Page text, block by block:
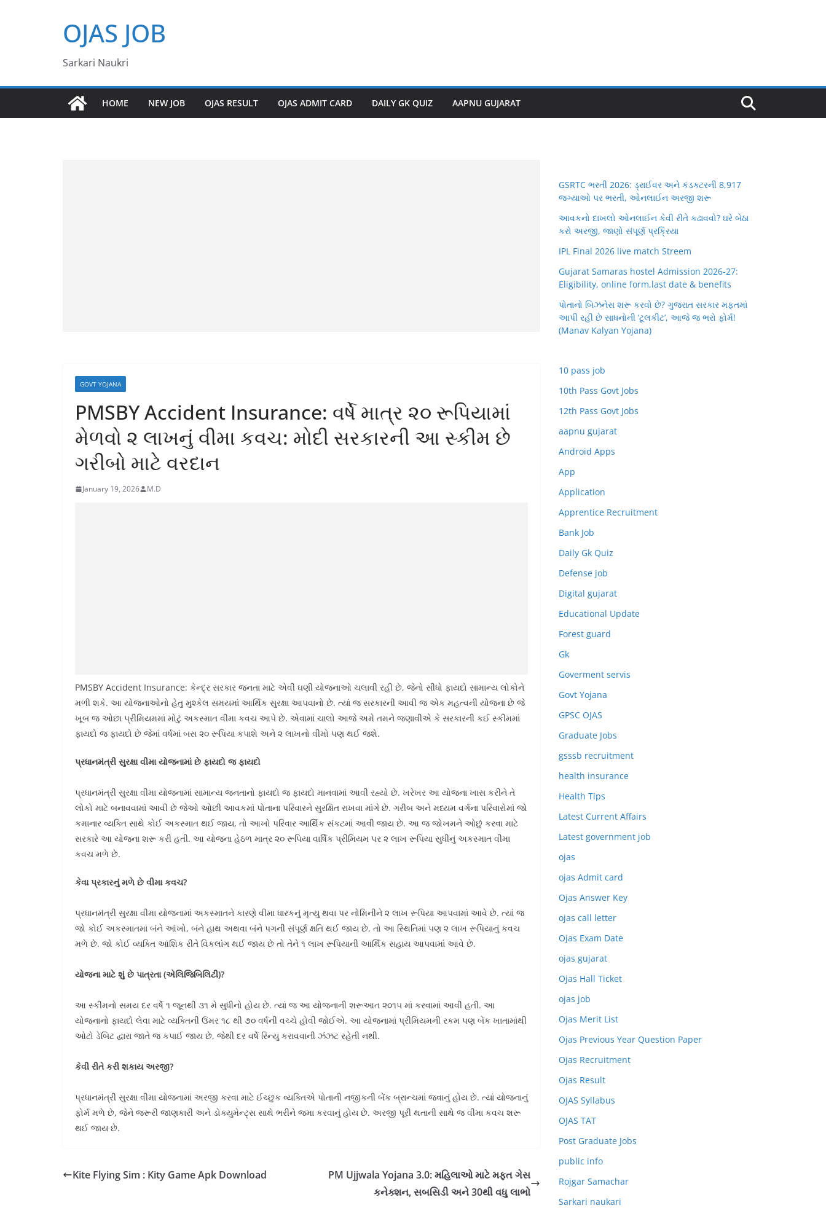
OJAS JOB
Sarkari Naukri
HOME NEW JOB OJAS RESULT OJAS ADMIT CARD DAILY GK QUIZ AAPNU GUJARAT
GOVT YOJANA
PMSBY Accident Insurance: વર્ષે માત્ર ૨૦ રૂપિયામાં
મેળવો ૨ લાખનું વીમા કવચ: મોદી સરકારની આ સ્કીમ છે
ગરીબો માટે વરદાન
January 19, 2026 M.D
PMSBY Accident Insurance: કેન્દ્ર સરકાર જનતા માટે એવી ઘણી યોજનાઓ ચલાવી રહી છે, જેનો સીધો ફાયદો સામાન્ય લોકોને
મળી શકે. આ યોજનાઓનો હેતુ મુશ્કેલ સમયમાં આર્થિક સુરક્ષા આપવાનો છે. ત્યાં જ સરકારની આવી જ એક મહત્વની યોજના છે જે
ખૂબ જ ઓછા પ્રીમિયમમાં મોટું અકસ્માત વીમા કવચ આપે છે. એવામાં ચાલો આજે અમે તમને જણાવીએ કે સરકારની કઈ સ્કીમમાં
ફાયદો જ ફાયદો છે જેમાં વર્ષમાં બસ ૨૦ રૂપિયા કપાશે અને ૨ લાખનો વીમો પણ થઈ જશે.
પ્રધાનમંત્રી સુરક્ષા વીમા યોજનામાં છે ફાયદો જ ફાયદો
પ્રધાનમંત્રી સુરક્ષા વીમા યોજનામાં સામાન્ય જનતાનો ફાયદો જ ફાયદો માનવામાં આવી રહ્યો છે. ખરેખર આ યોજના ખાસ કરીને તે
લોકો માટે બનાવવામાં આવી છે જેઓ ઓછી આવકમાં પોતાના પરિવારને સુરક્ષિત રાખવા માંગે છે. ગરીબ અને મધ્યમ વર્ગના પરિવારોમાં જો
કમાનાર વ્યક્તિ સાથે કોઈ અકસ્માત થઈ જાય, તો આખો પરિવાર આર્થિક સંકટમાં આવી જાય છે. આ જ જોખમને ઓછું કરવા માટે
સરકારે આ યોજના શરૂ કરી હતી. આ યોજના હેઠળ માત્ર ૨૦ રૂપિયા વાર્ષિક પ્રીમિયમ પર ૨ લાખ રૂપિયા સુધીનું અકસ્માત વીમા
કવચ મળે છે.
કેવા પ્રકારનું મળે છે વીમા કવચ?
પ્રધાનમંત્રી સુરક્ષા વીમા યોજનામાં અકસ્માતને કારણે વીમા ધારકનું મૃત્યુ થવા પર નોમિનીને ૨ લાખ રૂપિયા આપવામાં આવે છે. ત્યાં જ
જો કોઈ અકસ્માતમાં બંને આંખો, બંને હાથ અથવા બંને પગની સંપૂર્ણ ક્ષતિ થઈ જાય છે, તો આ સ્થિતિમાં પણ ૨ લાખ રૂપિયાનું કવચ
મળે છે. જો કોઈ વ્યક્તિ આંશિક રીતે વિકલાંગ થઈ જાય છે તો તેને ૧ લાખ રૂપિયાની આર્થિક સહાય આપવામાં આવે છે.
યોજના માટે શું છે પાત્રતા (એલિજિબિલિટી)?
આ સ્કીમનો સમય દર વર્ષે ૧ જૂનથી ૩૧ મે સુધીનો હોય છે. ત્યાં જ આ યોજનાની શરૂઆત ૨૦૧૫ માં કરવામાં આવી હતી. આ
યોજનાનો ફાયદો લેવા માટે વ્યક્તિની ઉંમર ૧૮ થી ૭૦ વર્ષની વચ્ચે હોવી જોઈએ. આ યોજનામાં પ્રીમિયમની રકમ પણ બેંક ખાતામાંથી
ઓટો ડેબિટ દ્વારા જાતે જ કપાઈ જાય છે, જેથી દર વર્ષે રિન્યુ કરાવવાની ઝંઝટ રહેતી નથી.
કેવી રીતે કરી શકાય અરજી?
પ્રધાનમંત્રી સુરક્ષા વીમા યોજનામાં અરજી કરવા માટે ઈચ્છુક વ્યક્તિએ પોતાની નજીકની બેંક બ્રાન્ચમાં જવાનું હોય છે. ત્યાં યોજનાનું
ફોર્મ મળે છે, જેને જરૂરી જાણકારી અને ડોક્યુમેન્ટ્સ સાથે ભરીને જમા કરવાનું હોય છે. અરજી પૂરી થતાની સાથે જ વીમા કવચ શરૂ
થઈ જાય છે.
Kite Flying Sim : Kity Game Apk Download
PM Ujjwala Yojana 3.0: મહિલાઓ માટે મફત ગેસ
કનેક્શન, સબસિડી અને 30થી વધુ લાભો
GSRTC ભરતી 2026: ડ્રાઈવર અને કંડક્ટરની 8,917
જગ્યાઓ પર ભરતી, ઓનલાઈન અરજી શરૂ
આવકનો દાખલો ઓનલાઈન કેવી રીતે કઢાવવો? ઘરે બેઠા
કરો અરજી, જાણો સંપૂર્ણ પ્રક્રિયા
IPL Final 2026 live match Streem
Gujarat Samaras hostel Admission 2026-27:
Eligibility, online form,last date & benefits
પોતાનો બિઝનેસ શરૂ કરવો છે? ગુજરાત સરકાર મફતમાં
આપી રહી છે સાધનોની ‘ટૂલકીટ’, આજે જ ભરો ફોર્મ!
(Manav Kalyan Yojana)
10 pass job
10th Pass Govt Jobs
12th Pass Govt Jobs
aapnu gujarat
Android Apps
App
Application
Apprentice Recruitment
Bank Job
Daily Gk Quiz
Defense job
Digital gujarat
Educational Update
Forest guard
Gk
Goverment servis
Govt Yojana
GPSC OJAS
Graduate Jobs
gsssb recruitment
health insurance
Health Tips
Latest Current Affairs
Latest government job
ojas
ojas Admit card
Ojas Answer Key
ojas call letter
Ojas Exam Date
ojas gujarat
Ojas Hall Ticket
ojas job
Ojas Merit List
Ojas Previous Year Question Paper
Ojas Recruitment
Ojas Result
OJAS Syllabus
OJAS TAT
Post Graduate Jobs
public info
Rojgar Samachar
Sarkari naukari